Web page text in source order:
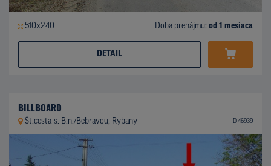
510x240 Doba prenájmu: od 1 mesiaca
DETAIL
BILLBOARD
Št.cesta-s. B.n./Bebravou, Rybany ID 46939